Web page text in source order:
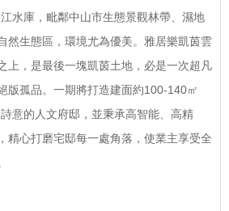
水庫，毗鄰中山市生態景觀林帶、濕地
然生態區，環境尤為優美。雅居樂凱茵雲
上，是最後一塊凱茵土地，必是一次超凡
版孤品。一期將打造建面約100-140㎡
意的人文府邸，並秉承高智能、高精
精心打磨宅邸每一處角落，使業主享受全